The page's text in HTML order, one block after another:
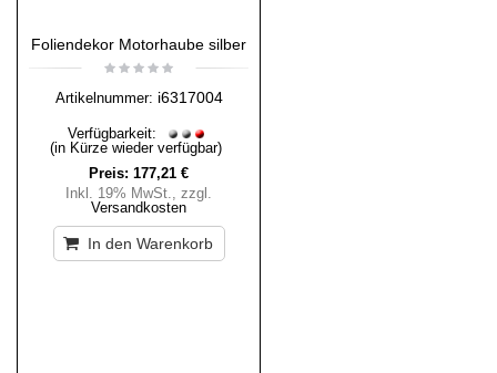
Foliendekor Motorhaube silber
Artikelnummer: i6317004
Verfügbarkeit:
(in Kürze wieder verfügbar)
Preis: 177,21 €
Inkl. 19% MwSt., zzgl.
Versandkosten
In den Warenkorb